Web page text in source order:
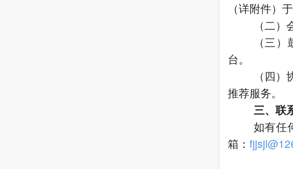
（详附件）于
（二
（三
台。
（四
推荐服务。
三、联
如有任
箱：